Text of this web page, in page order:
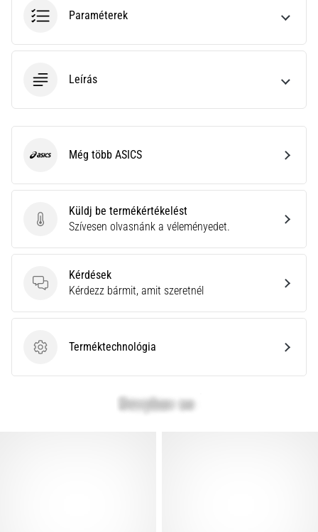
amellyel
Minden cikk
megjelenítése
Paraméterek
Leírás
Küldj be termékértékelést
Küldj be termékértékelést
Szívesen olvasnánk a véleményedet.
Kérdések
Kérdések
Kérdezz bármit, amit szeretnél
Terméktechnológia
Terméktechnológia
ASICS Még több ASICS